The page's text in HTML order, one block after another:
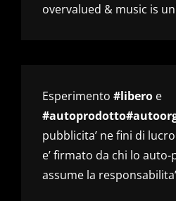
overvalued & music is
Esperimento #libero e
pubblicita’ ne fini di
e’ firmato da chi lo
assume la